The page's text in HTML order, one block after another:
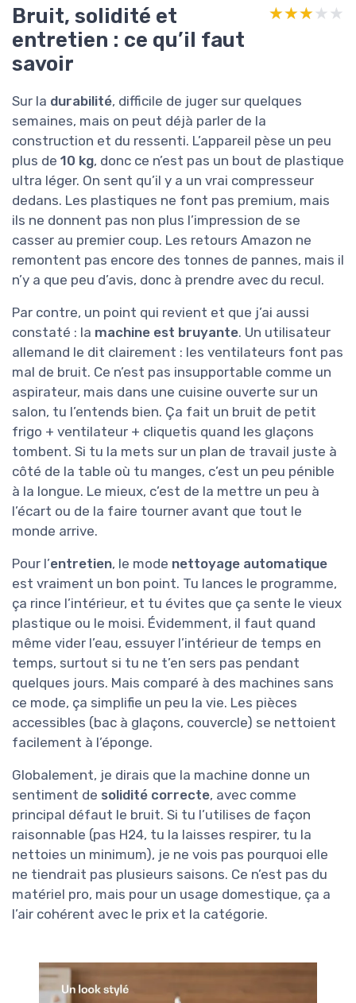
Bruit, solidité et
entretien : ce qu’il faut
savoir
★★★★★
★★★★★
Sur la durabilité, difficile de juger sur quelques
semaines, mais on peut déjà parler de la
construction et du ressenti. L’appareil pèse un peu
plus de 10 kg, donc ce n’est pas un bout de plastique
ultra léger. On sent qu’il y a un vrai compresseur
dedans. Les plastiques ne font pas premium, mais
ils ne donnent pas non plus l’impression de se
casser au premier coup. Les retours Amazon ne
remontent pas encore des tonnes de pannes, mais il
n’y a que peu d’avis, donc à prendre avec du recul.
Par contre, un point qui revient et que j’ai aussi
constaté : la machine est bruyante. Un utilisateur
allemand le dit clairement : les ventilateurs font pas
mal de bruit. Ce n’est pas insupportable comme un
aspirateur, mais dans une cuisine ouverte sur un
salon, tu l’entends bien. Ça fait un bruit de petit
frigo + ventilateur + cliquetis quand les glaçons
tombent. Si tu la mets sur un plan de travail juste à
côté de la table où tu manges, c’est un peu pénible
à la longue. Le mieux, c’est de la mettre un peu à
l’écart ou de la faire tourner avant que tout le
monde arrive.
Pour l’entretien, le mode nettoyage automatique
est vraiment un bon point. Tu lances le programme,
ça rince l’intérieur, et tu évites que ça sente le vieux
plastique ou le moisi. Évidemment, il faut quand
même vider l’eau, essuyer l’intérieur de temps en
temps, surtout si tu ne t’en sers pas pendant
quelques jours. Mais comparé à des machines sans
ce mode, ça simplifie un peu la vie. Les pièces
accessibles (bac à glaçons, couvercle) se nettoient
facilement à l’éponge.
Globalement, je dirais que la machine donne un
sentiment de solidité correcte, avec comme
principal défaut le bruit. Si tu l’utilises de façon
raisonnable (pas H24, tu la laisses respirer, tu la
nettoies un minimum), je ne vois pas pourquoi elle
ne tiendrait pas plusieurs saisons. Ce n’est pas du
matériel pro, mais pour un usage domestique, ça a
l’air cohérent avec le prix et la catégorie.